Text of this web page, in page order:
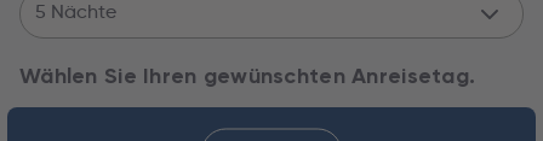
5 Nächte
Wählen Sie Ihren gewünschten Anreisetag.